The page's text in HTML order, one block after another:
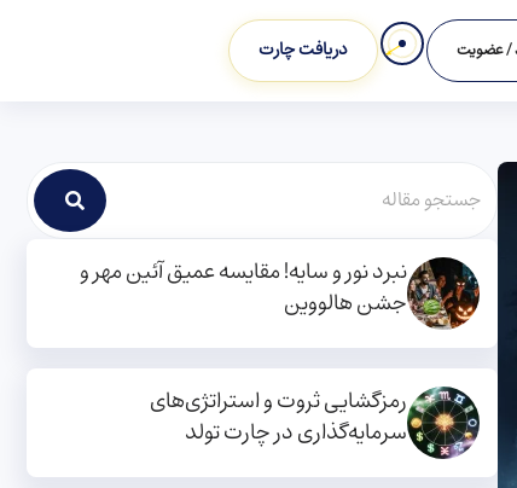
/ عضویت دریافت چارت
نبرد نور و سایه! مقایسه عمیق آئین مهر و
جشن هالووین
رمزگشایی ثروت و استراتژی‌های
سرمایه‌گذاری در چارت تولد